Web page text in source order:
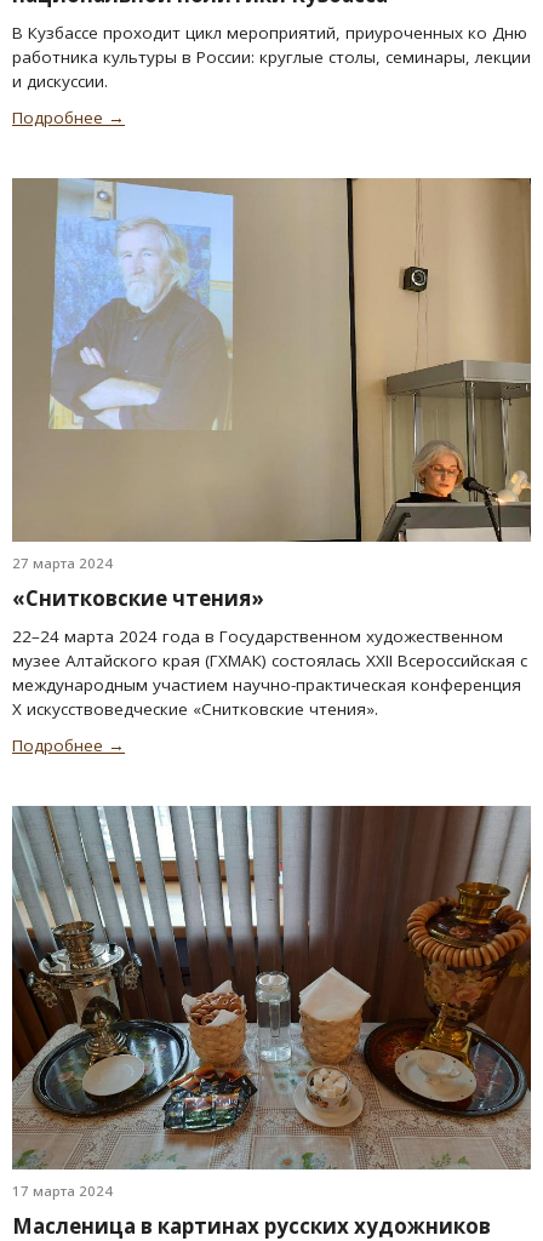
В Кузбассе проходит цикл мероприятий, приуроченных ко Дню
работника культуры в России: круглые столы, семинары, лекции
и дискуссии.
Подробнее →
27 марта 2024
«Снитковские чтения»
22–24 марта 2024 года в Государственном художественном
музее Алтайского края (ГХМАК) состоялась XXII Всероссийская с
международным участием научно-практическая конференция
Х искусствоведческие «Снитковские чтения».
Подробнее →
17 марта 2024
Масленица в картинах русских художников